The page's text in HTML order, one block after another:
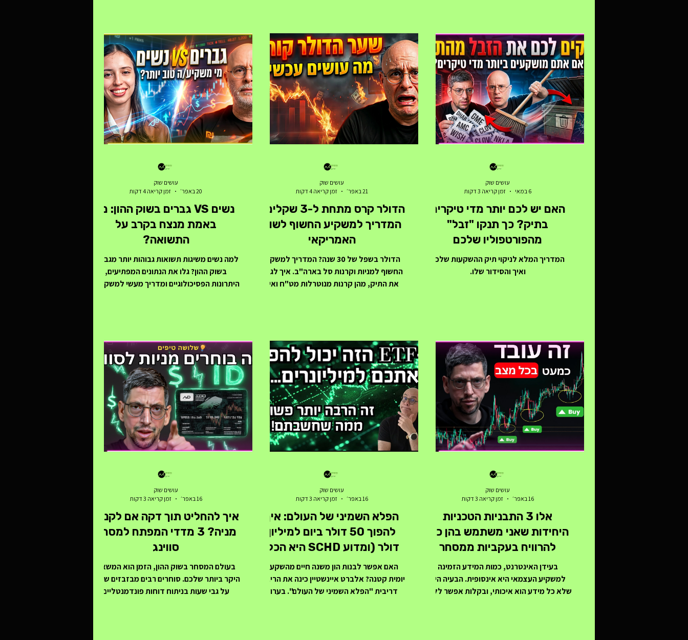
הופכים את ה"זירה" הזו למסוכנת במיוחד עבור
הסוחר הקמעונאי. למרות קיומה של אנומליה
מחקרית המראה כי חלק ניכר מתשואת ה-S&P
500 מתרחש בין סגירת המסחר לפתיחתו
למחרת, ניסיון לסחור אנומליה זו באופן אקטיבי
מוחק את הרווחים בשל
התאגידי ביפן, וזרימת כספים אדירה של
משקיעים זרים (כמו וורן באפט) הפכו את שוק
ההון היפני לאחד הלהיטים החמים ביותר בעולם
ההשקעות. באמצעות חשיפה לקרנות סל
מובילות (כמו EWJ או DXJ המגודרת) לצד
ענקיות מקומיות כמו סופטבנק וטוקיו
שיכולה להיות העוגן שלכם בתקופות של
תנודתיות. במאמר זה נצלול לעומק המדדים
המובילים (FTSE 100, 250), נכיר את חברות
הענק שמרכיבות אותם ונבין איך משקיעים בהם
בצורה חכמה מישראל. הבורסה של לונדון היא
"מפלצת"
האם יש לכם יותר מדי טיקרים
בתיק? כך תנקו "זבל"
מהפורטפוליו שלכם
המדריך המלא לניקוי תיק ההשקעות שלכם
ואיך והסידור שלו.
עושים שוק
6 במאי
זמן קריאה 3 דקות
הדולר קרס מתחת ל-3 שקלים?
המדריך למשקיע החשוף לשוק
האמריקאי
הדולר בשפל של 30 שנה? המדריך למשקיע
החשוף למניות וקרנות סל בארה"ב. איך לגדר
את התיק, מהן קרנות מנוטרלות מט"ח ואיך
עושים שוק
21 באפר׳
זמן קריאה 4 דקות
נשים VS גברים בשוק ההון: מי
באמת מנצח בקרב על
התשואה?
למה נשים משיגות תשואות גבוהות יותר מגברים
בשוק ההון? גלו את הנתונים המפתיעים,
היתרונות הפסיכולוגיים ומדריך מעשי למשקיעה
עושים שוק
20 באפר׳
זמן קריאה 4 דקות
אלו 3 התבניות הטכניות
היחידות שאני משתמש בהן כדי
להרוויח בעקביות ממסחר
בעידן האינטרנט, כמות המידע הזמינה
למשקיע העצמאי היא אינסופית. הבעיה היא
שלא כל מידע הוא איכותי, ובקלות אפשר ללכת
עושים שוק
16 באפר׳
זמן קריאה 3 דקות
הפלא השמיני של העולם: איך
להפוך 50 דולר ביום למיליון
דולר (ומדוע SCHD היא הכלי
המושלם לכך)
האם אפשר לבנות הון משנה חיים מהשקעה
יומית קטנה? אלברט איינשטיין כינה את הריבית
דריבית "הפלא השמיני של העולם". בערוץ
עושים שוק
16 באפר׳
זמן קריאה 3 דקות
איך להחליט תוך דקה אם לקנות
מניה? 3 מדדי המפתח למסחר
סווינג
בעולם המסחר בשוק ההון, הזמן הוא המשאב
היקר ביותר שלכם. סוחרים רבים מבזבזים שעות
על גבי שעות בניתוח דוחות פונדמנטליים
עושים שוק
16 באפר׳
זמן קריאה 3 דקות